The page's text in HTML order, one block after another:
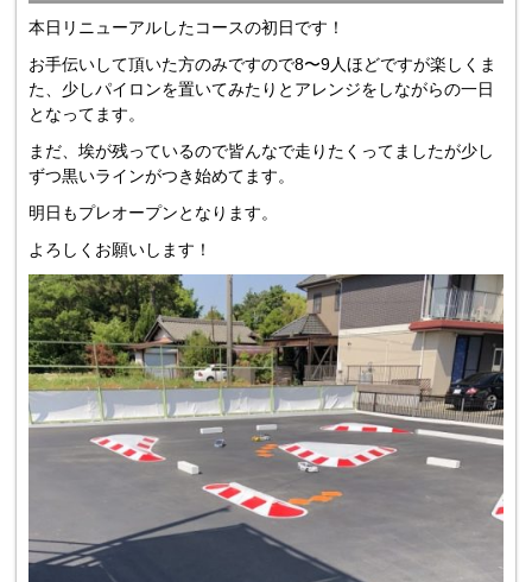
本日リニューアルしたコースの初日です！
お手伝いして頂いた方のみですので8〜9人ほどですが楽しくま
た、少しパイロンを置いてみたりとアレンジをしながらの一日
となってます。
まだ、埃が残っているので皆んなで走りたくってましたが少し
ずつ黒いラインがつき始めてます。
明日もプレオープンとなります。
よろしくお願いします！